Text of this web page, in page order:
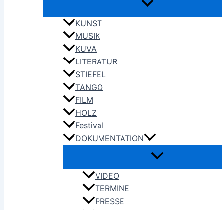
KUNST
MUSIK
KUVA
LITERATUR
STIEFEL
TANGO
FILM
HOLZ
Festival
DOKUMENTATION
VIDEO
TERMINE
PRESSE